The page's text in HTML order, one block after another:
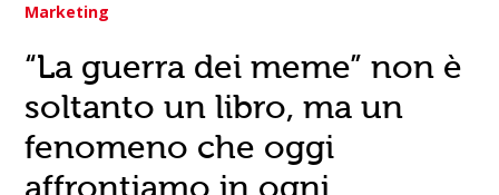
Marketing
“La guerra dei meme” non è
soltanto un libro, ma un
fenomeno che oggi